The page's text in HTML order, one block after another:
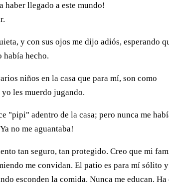
haber llegado a este mundo!
y con sus ojos me dijo adiós, esperando
había hecho.
niños en la casa que para mí, son como
les muerdo jugando.
"pipi" adentro de la casa; pero nunca me
no me aguantaba!
tan seguro, tan protegido. Creo que mi
me convidan. El patio es para mí sólito
esconden la comida. Nunca me educan. Ha